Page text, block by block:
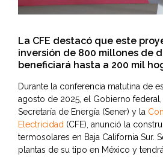
La CFE destacó que este
inversión de 800 millones de
beneficiará hasta a 200 mil
Durante la conferencia matutina de
agosto de 2025, el Gobierno federal,
Secretaría de Energía (Sener) y la
Electricidad (CFE), anunció la
termosolares en Baja California Sur.
plantas de su tipo en México y